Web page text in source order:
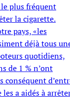
plus fréquent
la cigarette.
pays, «les
déjà tous
quotidiens,
de 1 % n’ont
conséquent
les a aidés à